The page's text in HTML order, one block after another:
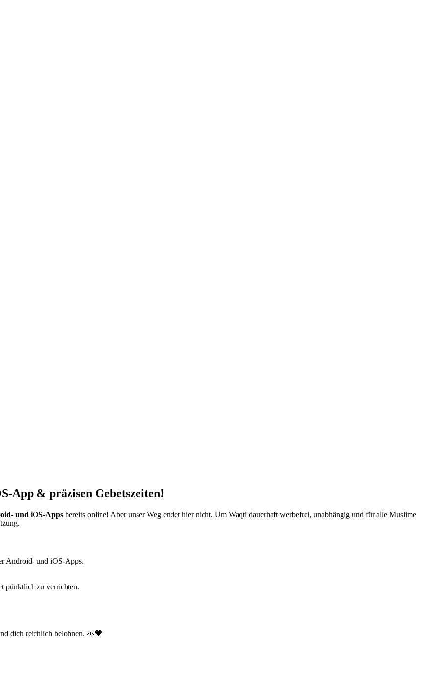
App & präzisen Gebetszeiten!
und iOS-Apps bereits online! Aber unser Weg endet hier nicht. Um Waqti dauerhaft werbefrei, unabhängig und für alle Muslime
Android- und iOS-Apps.
pünktlich zu verrichten.
dich reichlich belohnen. 🤲💙